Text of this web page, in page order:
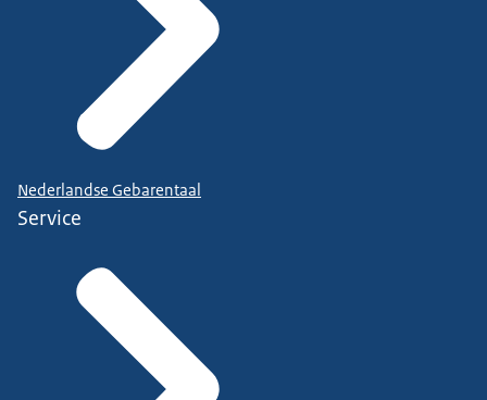
Nederlandse Gebarentaal
Service